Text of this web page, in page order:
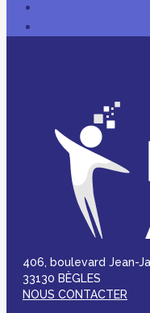
406, boulevard Jean-
33130 BÈGLES
NOUS CONTACTER